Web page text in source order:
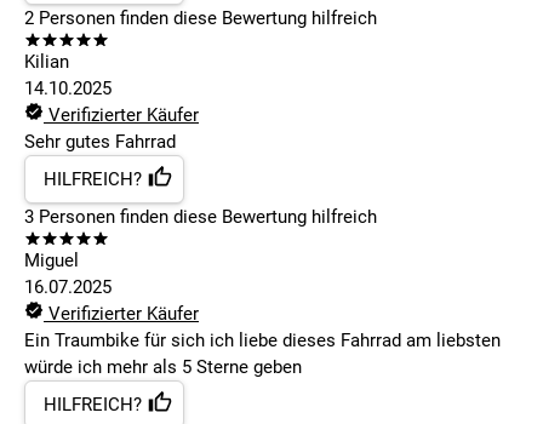
2 Personen finden diese Bewertung hilfreich
Kilian
14.10.2025
Verifizierter Käufer
Sehr gutes Fahrrad
HILFREICH?
3 Personen finden diese Bewertung hilfreich
Miguel
16.07.2025
Verifizierter Käufer
Ein Traumbike für sich ich liebe dieses Fahrrad am liebsten
würde ich mehr als 5 Sterne geben
HILFREICH?